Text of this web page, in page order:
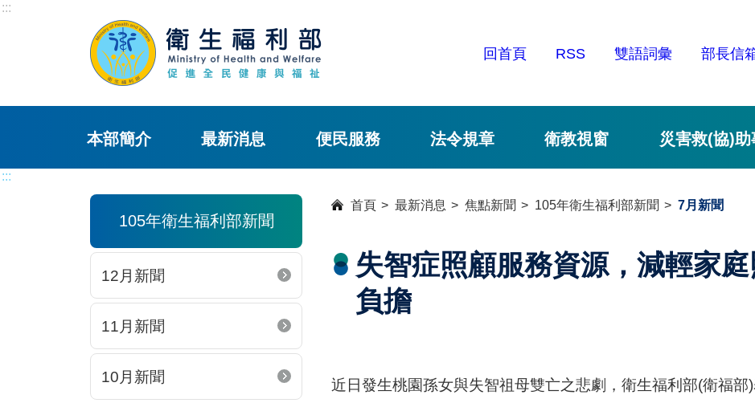
:::
回首頁 RSS 雙語詞彙 部長信
本部簡介 最新消息 便民服務 法令規章 衛教視窗 災害救(協)助
:::
105年衛生福利部新聞
12月新聞
11月新聞
10月新聞
首頁 最新消息 焦點新聞 105年衛生福利部新聞 7月新聞
失智症照顧服務資源，減輕家
負擔
近日發生桃園孫女與失智祖母雙亡之悲劇，衛生福利部(衛福